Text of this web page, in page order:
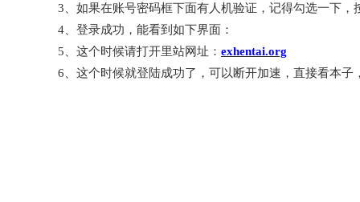
3、如果在账号密码框下面有人机验证，记得勾选一下，
4、登录成功，能看到如下界面：
5、这个时候请打开里站网址： exhentai.org
6、这个时候就登陆成功了，可以断开加速，直接看本子